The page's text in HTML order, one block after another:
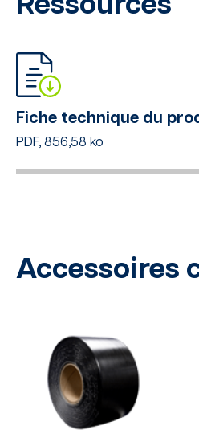
Fiche technique du
PDF, 856,58 ko
Accessoires